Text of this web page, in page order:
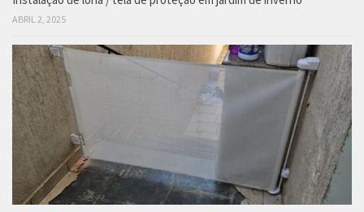
ABRIL 2, 2025